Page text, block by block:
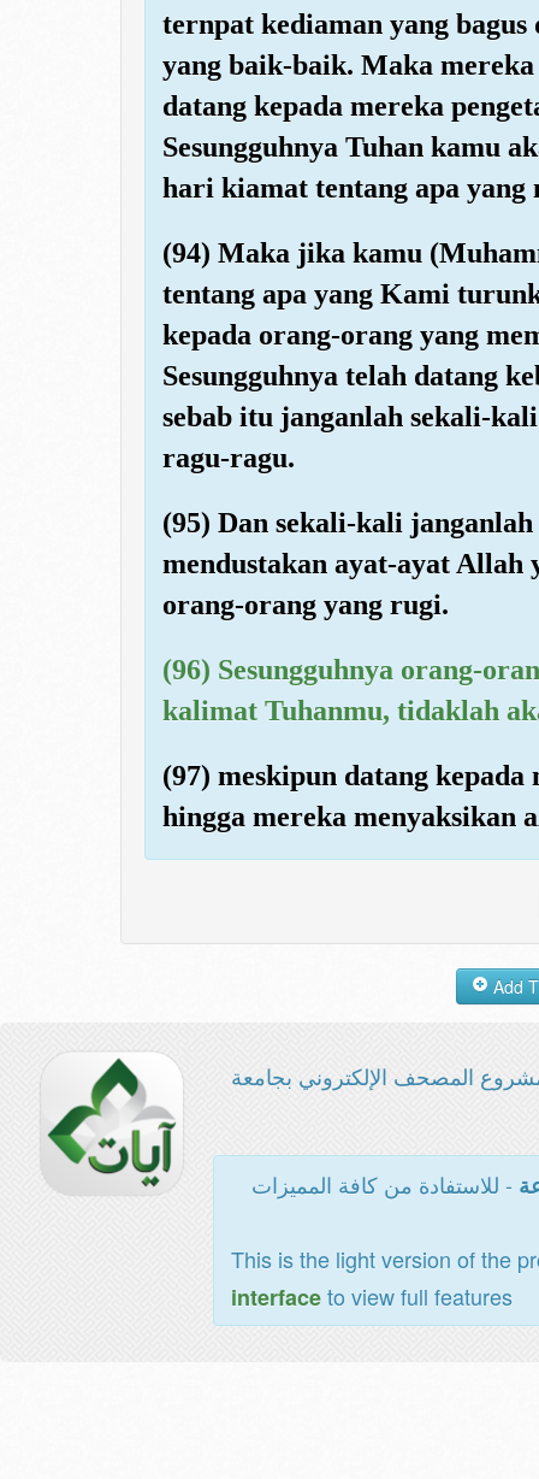
ternpat kediaman yang
yang baik-baik. Maka
datang kepada mereka
Sesungguhnya Tuhan kamu
hari kiamat tentang apa
(94) Maka jika kamu
tentang apa yang Kami
kepada orang-orang yang
Sesungguhnya telah datang
sebab itu janganlah sekali-
ragu-ragu.
(95) Dan sekali-kali
mendustakan ayat-ayat Allah
orang-orang yang rugi.
(96) Sesungguhnya orang-
kalimat Tuhanmu, tidaklah
(97) meskipun datang
hingga mereka menyaksikan
المصحف الإلكتروني بجامعة
- للاستفادة من كافة المميزات
This is the light version of the
interfaceto view full features